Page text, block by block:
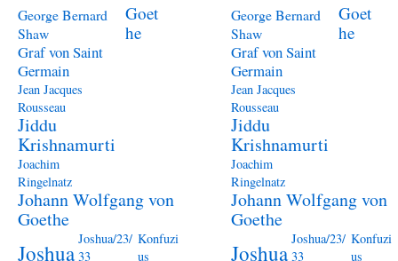
George Bernard
Shaw
Goet
he
Graf von Saint
Germain
Jean Jacques
Rousseau
Jiddu
Krishnamurti
Joachim
Ringelnatz
Johann Wolfgang von
Goethe
Joshua
Joshua/23/
33
Konfuzi
us
George Bernard
Shaw
Goet
he
Graf von Saint
Germain
Jean Jacques
Rousseau
Jiddu
Krishnamurti
Joachim
Ringelnatz
Johann Wolfgang von
Goethe
Joshua
Joshua/23/
33
Konfuzi
us